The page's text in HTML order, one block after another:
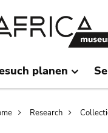
planen
Research